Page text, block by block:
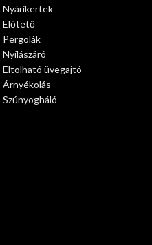
Nyárikertek
Előtető
Pergolák
Nyílászáró
Eltolható üvegajtó
Árnyékolás
Szúnyogháló